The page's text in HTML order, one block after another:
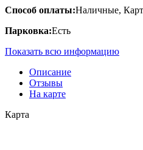
Способ оплаты:Наличные,
Парковка:Есть
Показать всю информацию
Описание
Отзывы
На карте
Карта